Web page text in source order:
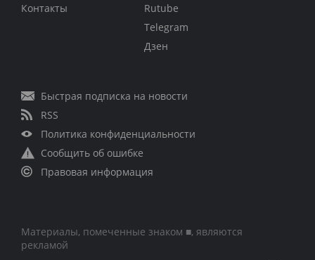
Контакты
Rutube
Telegram
Дзен
Быстрая подписка на новости
RSS
Политика конфиденциальности
Сообщить об ошибке
Правовая информация
Материалы, помеченные знаком ■, являются
рекламой